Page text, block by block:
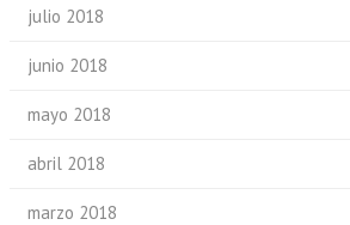
julio 2018
junio 2018
mayo 2018
abril 2018
marzo 2018